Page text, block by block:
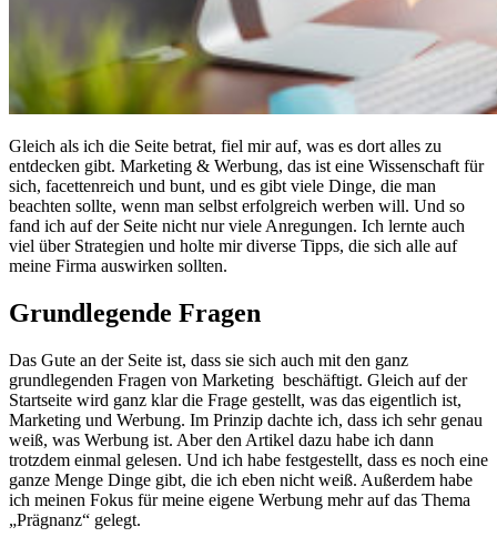
Gleich als ich die Seite betrat, fiel mir auf, was es dort alles zu
entdecken gibt. Marketing & Werbung, das ist eine Wissenschaft für
sich, facettenreich und bunt, und es gibt viele Dinge, die man
beachten sollte, wenn man selbst erfolgreich werben will. Und so
fand ich auf der Seite nicht nur viele Anregungen. Ich lernte auch
viel über Strategien und holte mir diverse Tipps, die sich alle auf
meine Firma auswirken sollten.
Grundlegende Fragen
Das Gute an der Seite ist, dass sie sich auch mit den ganz
grundlegenden Fragen von Marketing beschäftigt. Gleich auf der
Startseite wird ganz klar die Frage gestellt, was das eigentlich ist,
Marketing und Werbung. Im Prinzip dachte ich, dass ich sehr genau
weiß, was Werbung ist. Aber den Artikel dazu habe ich dann
trotzdem einmal gelesen. Und ich habe festgestellt, dass es noch eine
ganze Menge Dinge gibt, die ich eben nicht weiß. Außerdem habe
ich meinen Fokus für meine eigene Werbung mehr auf das Thema
„Prägnanz“ gelegt.